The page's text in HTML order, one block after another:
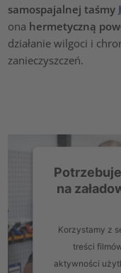
samospajalnej taśmy
ona hermetyczną
działanie wilgoci i
zanieczyszczeń.
na
Korzystamy z
treści
aktywności